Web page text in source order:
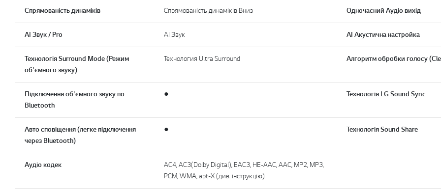
Спрямованість динаміків Спрямованість динаміків Вниз Одночасний Аудіо вихід
AI Звук / Pro АІ Звук АІ Акустична настройка
Технологія Surround Mode (Режим
об'ємного звуку)
Технология Ultra Surround Алгоритм обробки голосу
Підключення об'ємного звуку по
Bluetooth
● Технологія LG Sound Sync
Авто сповіщення (легке підключення
через Bluetooth)
● Технологія Sound Share
Aудіо кодек
AC4, AC3(Dolby Digital), EAC3, HE-AAC, AAC, MP2, MP3,
PCM, WMA, apt-X (див. інструкцію)